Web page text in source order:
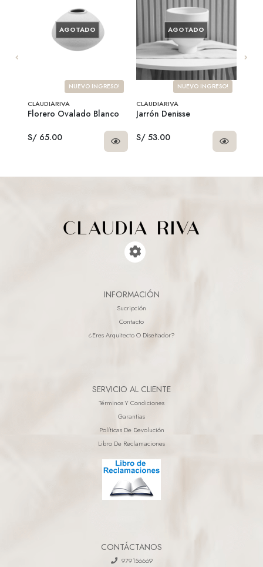
AGOTADO
NUEVO INGRESO!
CLAUDIARIVA
Florero Ovalado Blanco
S/ 65.00
AGOTADO
NUEVO INGRESO!
CLAUDIARIVA
Jarrón Denisse
S/ 53.00
INFORMACIÓN
Sucripción
Contacto
¿eres Arquitecto O Diseñador?
SERVICIO AL CLIENTE
Términos Y Condiciones
Garantias
Políticas De Devolución
Libro De Reclamaciones
CONTÁCTANOS
979156669